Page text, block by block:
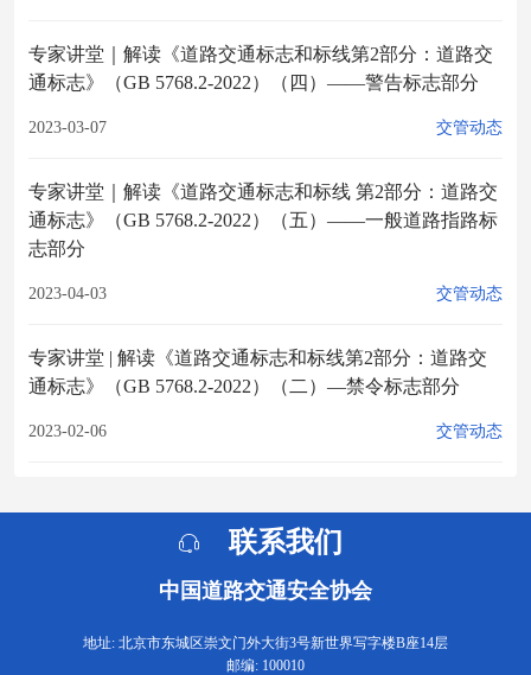
专家讲堂｜解读《道路交通标志和标线第2部分：道路交
通标志》（GB 5768.2-2022）（四）——警告标志部分
2023-03-07 交管动态
专家讲堂｜解读《道路交通标志和标线 第2部分：道路交
通标志》（GB 5768.2-2022）（五）——一般道路指路标
志部分
2023-04-03 交管动态
专家讲堂 | 解读《道路交通标志和标线第2部分：道路交
通标志》（GB 5768.2-2022）（二）—禁令标志部分
2023-02-06 交管动态
联系我们
中国道路交通安全协会
地址: 北京市东城区崇文门外大街3号新世界写字楼B座14层
邮编: 100010